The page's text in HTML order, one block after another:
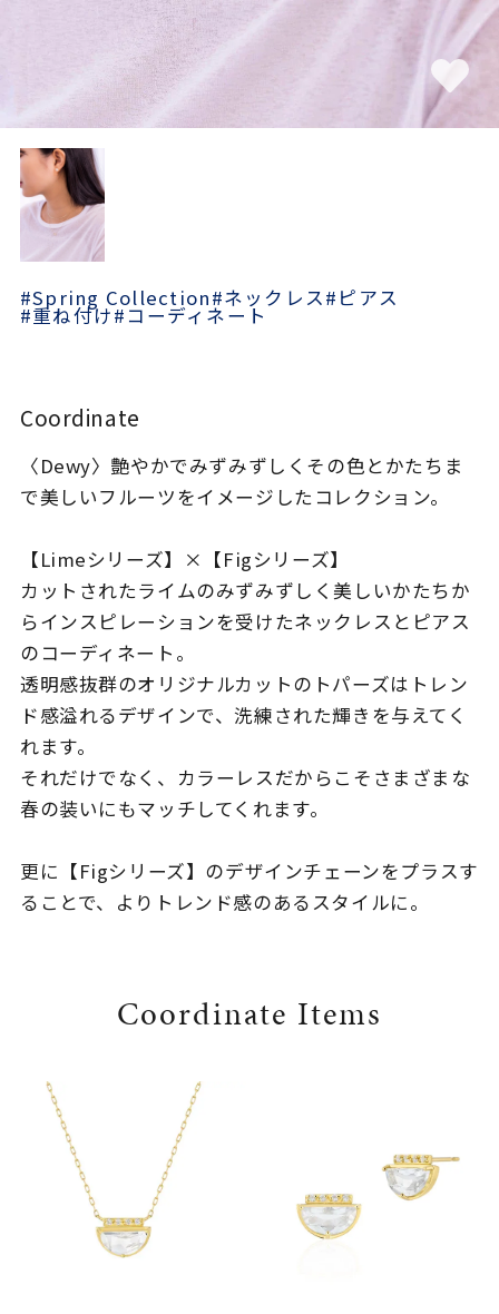
石の色
ファッションテイス
着用シーン
レディース
リングサイズ
メンズ
リングサイズ
～
価格 ¥0
在庫 在庫ありのみ すべて表示
#Spring Collection#ネックレス#ピアス
#重ね付け#コーディネート
Coordinate
〈Dewy〉艶やかでみずみずしくその色とかたちま
で美しいフルーツをイメージしたコレクション。
【Limeシリーズ】×【Figシリーズ】
カットされたライムのみずみずしく美しいかたちか
らインスピレーションを受けたネックレスとピアス
のコーディネート。
透明感抜群のオリジナルカットのトパーズはトレン
ド感溢れるデザインで、洗練された輝きを与えてく
れます。
それだけでなく、カラーレスだからこそさまざまな
春の装いにもマッチしてくれます。
更に【Figシリーズ】のデザインチェーンをプラスす
ることで、よりトレンド感のあるスタイルに。
Coordinate Items